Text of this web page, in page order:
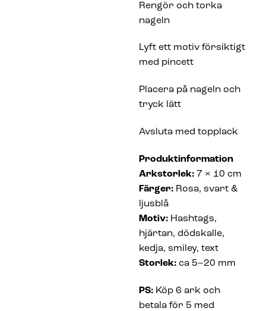
Rengör och torka
nageln
Lyft ett motiv försiktigt
med pincett
Placera på nageln och
tryck lätt
Avsluta med topplack
Produktinformation
Arkstorlek: 7 × 10 cm
Färger: Rosa, svart &
ljusblå
Motiv: Hashtags,
hjärtan, dödskalle,
kedja, smiley, text
Storlek: ca 5–20 mm
PS: Köp 6 ark och
betala för 5 med